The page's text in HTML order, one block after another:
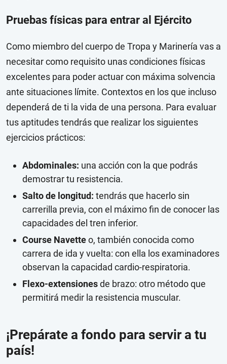
Pruebas físicas para entrar al Ejército
Como miembro del cuerpo de Tropa y Marinería vas a
necesitar como requisito unas condiciones físicas
excelentes para poder actuar con máxima solvencia
ante situaciones límite. Contextos en los que incluso
dependerá de ti la vida de una persona. Para evaluar
tus aptitudes tendrás que realizar los siguientes
ejercicios prácticos:
Abdominales: una acción con la que podrás
demostrar tu resistencia.
Salto de longitud: tendrás que hacerlo sin
carrerilla previa, con el máximo fin de conocer las
capacidades del tren inferior.
Course Navetteo, también conocida como
carrera de ida y vuelta: con ella los examinadores
observan la capacidad cardio-respiratoria.
Flexo-extensionesde brazo: otro método que
permitirá medir la resistencia muscular.
¡Prepárate a fondo para servir a tu
país!